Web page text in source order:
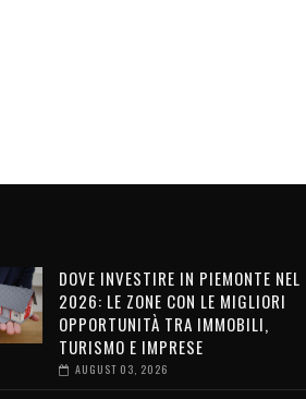
DOVE INVESTIRE IN PIEMONTE NEL
2026: LE ZONE CON LE MIGLIORI
OPPORTUNITÀ TRA IMMOBILI,
TURISMO E IMPRESE
AUGUST 03, 2026